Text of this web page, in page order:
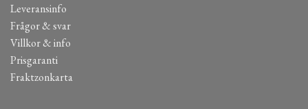
Leveransinfo
Frågor & svar
Villkor & info
Prisgaranti
Fraktzonkarta